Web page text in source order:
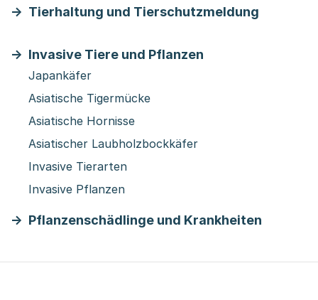
Tierhaltung und Tierschutzmeldung
Invasive Tiere und Pflanzen
Japankäfer
Asiatische Tigermücke
Asiatische Hornisse
Asiatischer Laubholzbockkäfer
Invasive Tierarten
Invasive Pflanzen
Pflanzenschädlinge und Krankheiten